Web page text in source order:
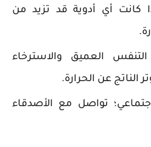
كانت أي أدوية قد تزيد من
العميق والاسترخاء
الناتج عن الحرارة.
تواصل مع الأصدقاء